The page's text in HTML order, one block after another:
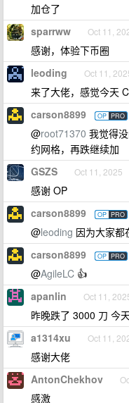
加仓了
sparrww Oct 11,
感谢，体验下币圈
leoding Oct 11,
来了大佬，感觉今天
carson8899 OP PRO
@root71370 我觉得
约网格，再跌继续加
GSZS Oct 11, 2025
感谢 OP
carson8899 OP PRO
@leoding 因为大家都
carson8899 OP PRO
@AgileLC 👍
apanlin Oct 11,
昨晚跌了 3000 刀 今
a1314xu Oct 11,
感谢大佬
AntonChekhov
感激